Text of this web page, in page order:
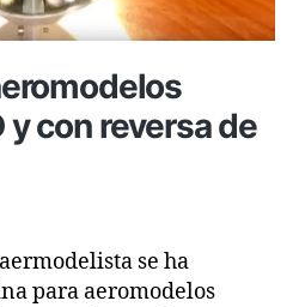
y con reversa de
se ha
para aeromodelos